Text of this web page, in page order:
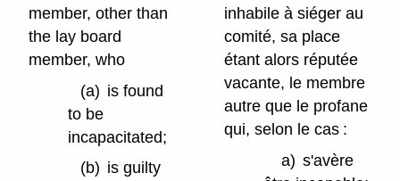
member, other than
the lay board
member, who
(a) is found
to be
incapacitated;
(b) is guilty
inhabile à siéger au
comité, sa place
étant alors réputée
vacante, le membre
autre que le profane
qui, selon le cas :
a) s'avère